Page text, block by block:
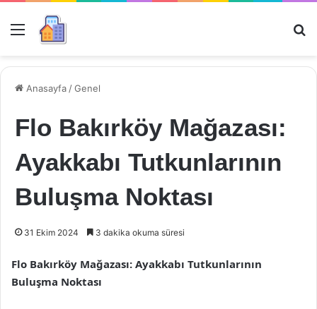
Menü
Anasayfa /Genel
Flo Bakırköy Mağazası:
Ayakkabı Tutkunlarının
Buluşma Noktası
31 Ekim 2024 3 dakika okuma süresi
Flo Bakırköy Mağazası: Ayakkabı Tutkunlarının
Buluşma Noktası